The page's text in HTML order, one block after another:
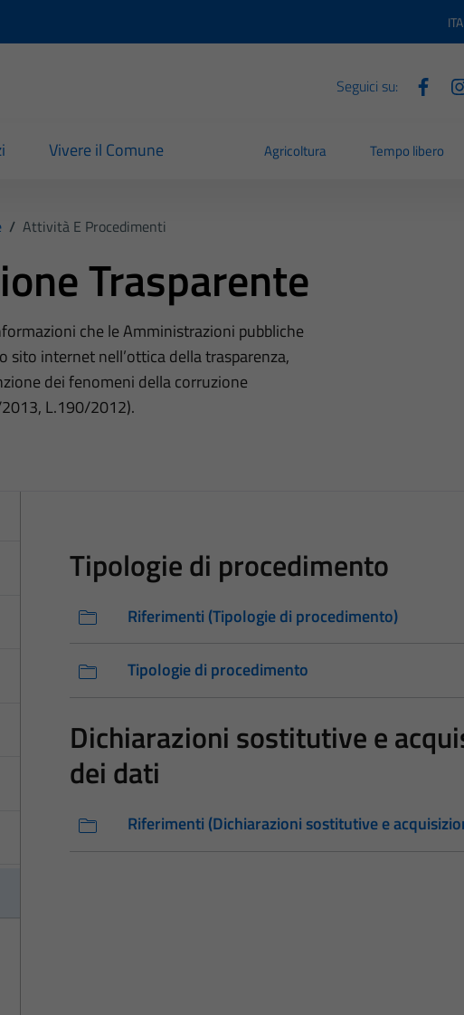
ITA
Seguici su:
Vivere il Comune Agricoltura Tempo libero
/ Attività E Procedimenti
Trasparente
che le Amministrazioni pubbliche
sito internet nell’ottica della trasparenza,
dei fenomeni della corruzione
L.190/2012).
Tipologie di procedimento
Riferimenti (Tipologie di procedimento)
Tipologie di procedimento
Dichiarazioni sostitutive e
dei dati
Riferimenti (Dichiarazioni sostitutive e